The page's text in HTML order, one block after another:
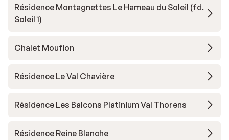
Résidence Montagnettes Le Hameau du Soleil (fd.
Soleil 1)
Chalet Mouflon
Résidence Le Val Chavière
Résidence Les Balcons Platinium Val Thorens
Résidence Reine Blanche